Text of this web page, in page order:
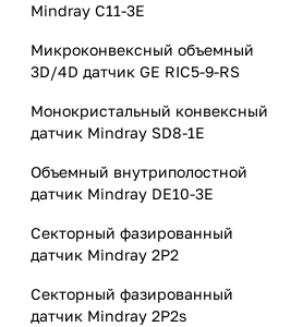
Mindray C11-3E
Микроконвексный объемный
3D/4D датчик GE RIC5-9-RS
Монокристальный конвексный
датчик Mindray SD8-1E
Объемный внутриполостной
датчик Mindray DE10-3E
Секторный фазированный
датчик Mindray 2P2
Секторный фазированный
датчик Mindray 2P2s